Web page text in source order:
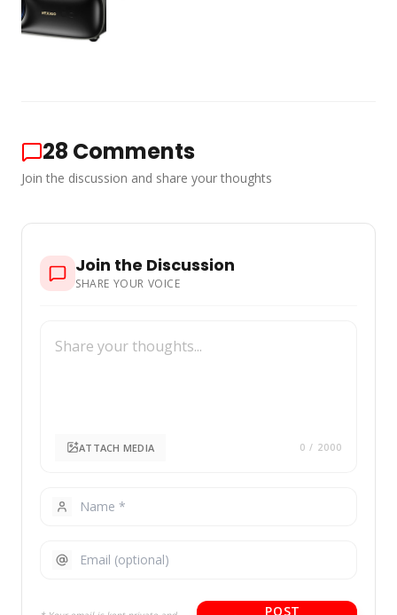
28 Comments
Join the discussion and share your thoughts
Join the Discussion
SHARE YOUR VOICE
ATTACH MEDIA 0 / 2000
POST